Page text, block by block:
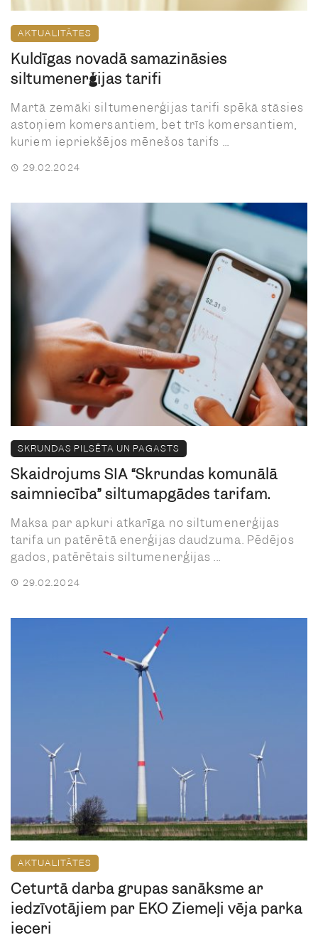
AKTUALITĀTES
Kuldīgas novadā samazināsies
siltumenerģijas tarifi
Martā zemāki siltumenerģijas tarifi spēkā stāsies
astoņiem komersantiem, bet trīs komersantiem,
kuriem iepriekšējos mēnešos tarifs ...
29.02.2024
SKRUNDAS PILSĒTA UN PAGASTS
Skaidrojums SIA “Skrundas komunālā
saimniecība” siltumapgādes tarifam.
Maksa par apkuri atkarīga no siltumenerģijas
tarifa un patērētā enerģijas daudzuma. Pēdējos
gados, patērētais siltumenerģijas ...
29.02.2024
AKTUALITĀTES
Ceturtā darba grupas sanāksme ar
iedzīvotājiem par EKO Ziemeļi vēja parka
ieceri